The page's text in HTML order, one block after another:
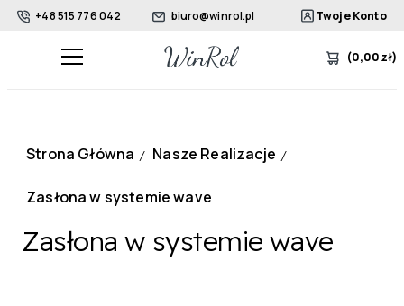
+48 515 776 042 biuro@winrol.pl Twoje Konto
(0,00zł)
Strona Główna / Nasze Realizacje /
Zasłona w systemie wave
Zasłona w systemie wave